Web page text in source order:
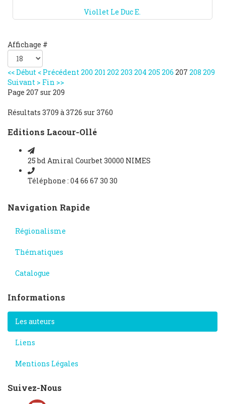
Viollet Le Duc E.
Affichage #
<<Début < Précédent200 201 202 203 204 205 206 207 208 209
Suivant > Fin >>
Page 207 sur 209
Résultats 3709 à 3726 sur 3760
Editions Lacour-Ollé
25 bd Amiral Courbet 30000 NIMES
Téléphone : 04 66 67 30 30
Navigation Rapide
Régionalisme
Thématiques
Catalogue
Informations
Les auteurs
Liens
Mentions Légales
Suivez-Nous